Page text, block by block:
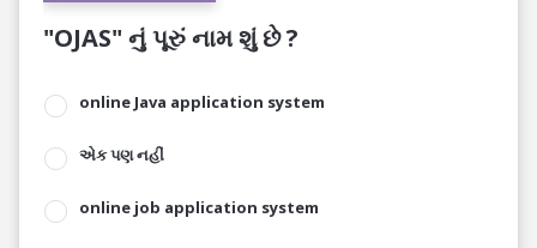
"OJAS" નું પૂરું નામ શું છે ?
online Java application system
એક પણ નહીં
online job application system